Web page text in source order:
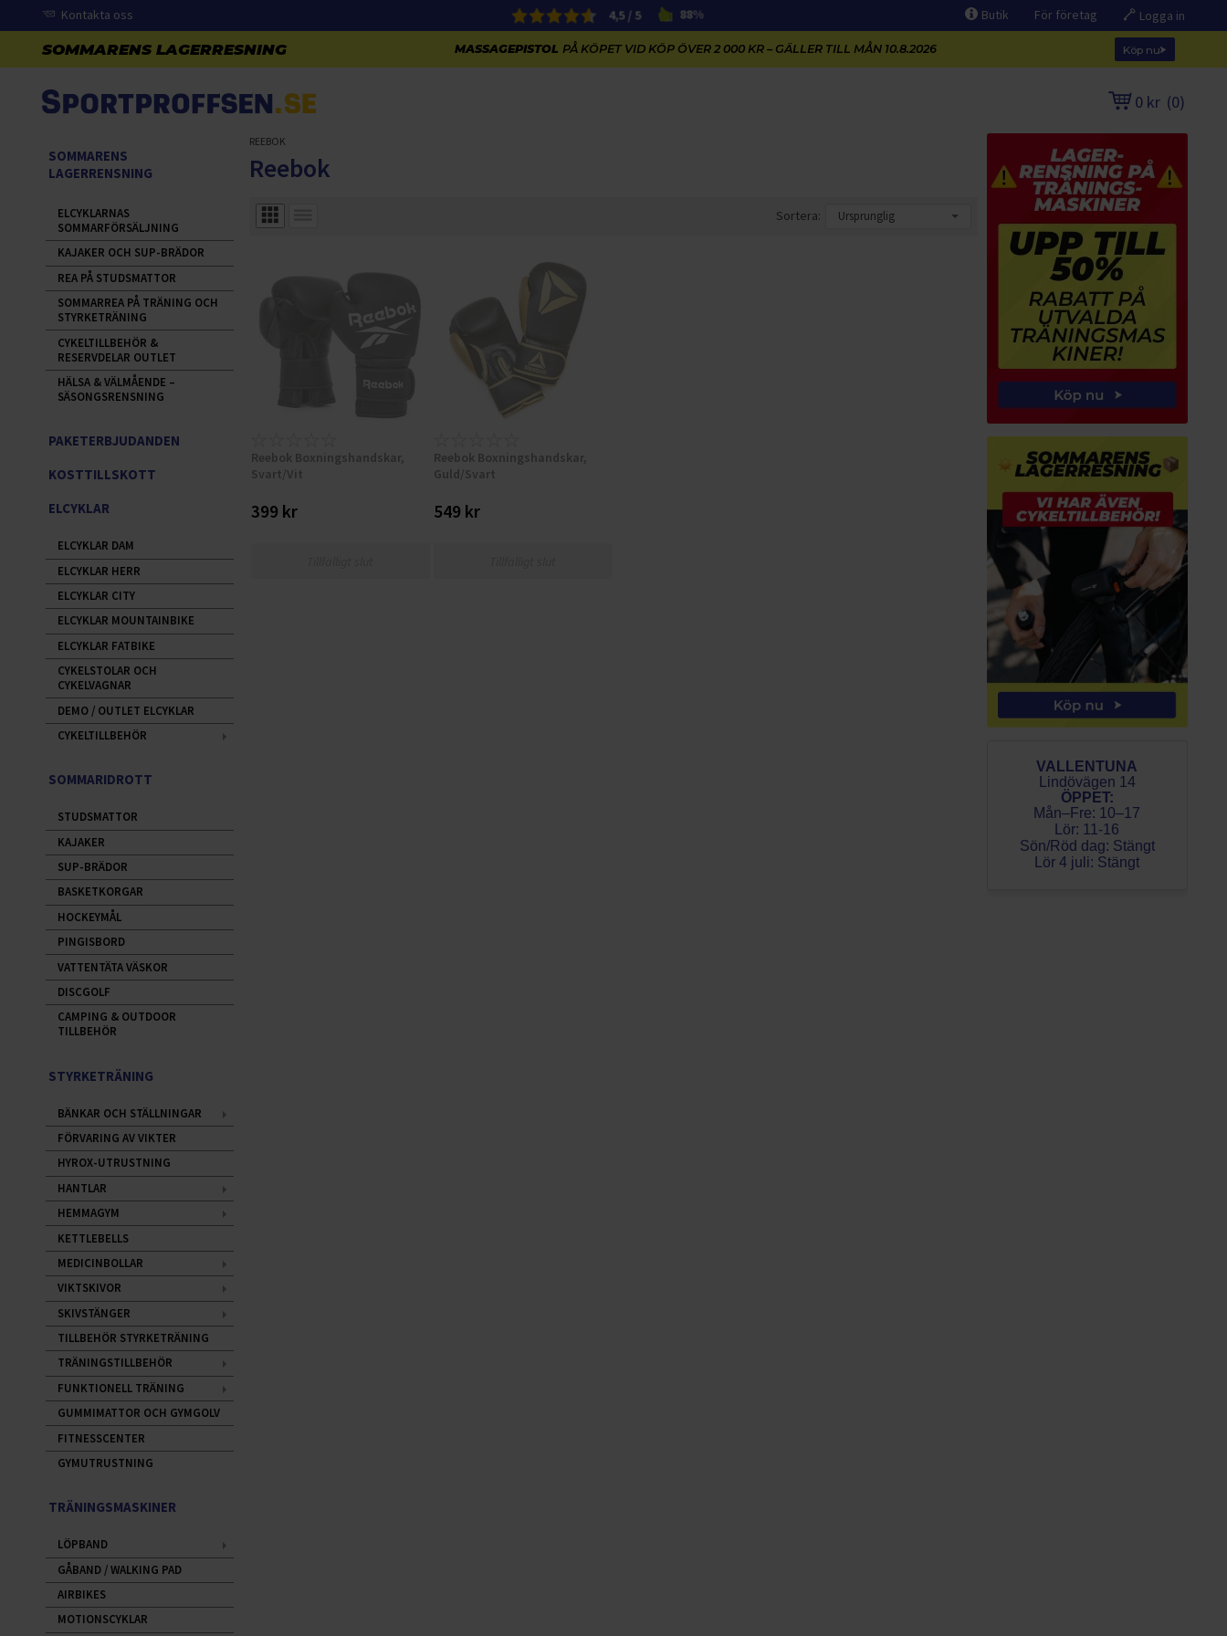
Kontakta oss 4,5 / 5 88% Butik För företag Logga in
MASSAGEPISTOL PÅ KÖPET VID KÖP ÖVER 2 000 KR – GÄLLER TILL MÅN 10.8.2026 Köp nu
0 kr (0)
REEBOK
Reebok
Sortera:
Reebok Boxningshandskar,
Svart/Vit
399 kr
Reebok Boxningshandskar,
Guld/Svart
549 kr
SOMMARENS
LAGERRENSNING
ELCYKLARNAS
SOMMARFÖRSÄLJNING
KAJAKER OCH SUP-BRÄDOR
REA PÅ STUDSMATTOR
SOMMARREA PÅ TRÄNING OCH
STYRKETRÄNING
CYKELTILLBEHÖR &
RESERVDELAR OUTLET
HÄLSA & VÄLMÅENDE –
SÄSONGSRENSNING
PAKETERBJUDANDEN
KOSTTILLSKOTT
ELCYKLAR
ELCYKLAR DAM
ELCYKLAR HERR
ELCYKLAR CITY
ELCYKLAR MOUNTAINBIKE
ELCYKLAR FATBIKE
CYKELSTOLAR OCH
CYKELVAGNAR
DEMO / OUTLET ELCYKLAR
CYKELTILLBEHÖR
SOMMARIDROTT
STUDSMATTOR
KAJAKER
SUP-BRÄDOR
BASKETKORGAR
HOCKEYMÅL
PINGISBORD
VATTENTÄTA VÄSKOR
DISCGOLF
CAMPING & OUTDOOR
TILLBEHÖR
STYRKETRÄNING
BÄNKAR OCH STÄLLNINGAR
FÖRVARING AV VIKTER
HYROX-UTRUSTNING
HANTLAR
HEMMAGYM
KETTLEBELLS
MEDICINBOLLAR
VIKTSKIVOR
SKIVSTÄNGER
TILLBEHÖR STYRKETRÄNING
TRÄNINGSTILLBEHÖR
FUNKTIONELL TRÄNING
GUMMIMATTOR OCH GYMGOLV
FITNESSCENTER
GYMUTRUSTNING
TRÄNINGSMASKINER
LÖPBAND
GÅBAND / WALKING PAD
AIRBIKES
MOTIONSCYKLAR
VALLENTUNA
Lindövägen 14
ÖPPET:
Mån–Fre: 10–17
Lör: 11-16
Sön/Röd dag: Stängt
Lör 4 juli: Stängt